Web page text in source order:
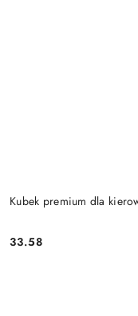
Kubek premium dla
Cena:
33.58